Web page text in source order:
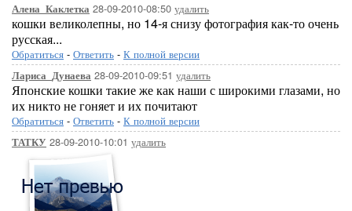
Алена_Каклетка 28-09-2010-08:50 удалить
кошки великолепны, но 14-я снизу фотография как-то очень
русская...
Обратиться - Ответить - К полной версии
Лариса_Дунаева 28-09-2010-09:51 удалить
Японские кошки такие же как наши с широкими глазами, но
их никто не гоняет и их почитают
Обратиться - Ответить - К полной версии
ТАТКУ 28-09-2010-10:01 удалить